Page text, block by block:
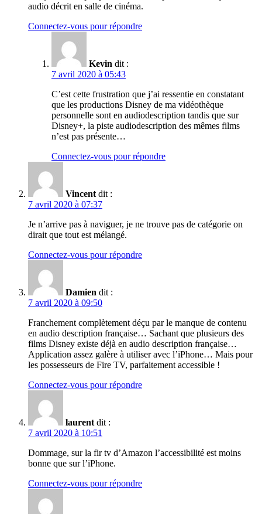
audio décrit en salle de cinéma.
Connectez-vous pour répondre
Kevin dit :
7 avril 2020 à 05:43
C’est cette frustration que j’ai ressentie en constatant
que les productions Disney de ma vidéothèque
personnelle sont en audiodescription tandis que sur
Disney+, la piste audiodescription des mêmes films
n’est pas présente…
Connectez-vous pour répondre
Vincent dit :
7 avril 2020 à 07:37
Je n’arrive pas à naviguer, je ne trouve pas de catégorie on
dirait que tout est mélangé.
Connectez-vous pour répondre
Damien dit :
7 avril 2020 à 09:50
Franchement complètement déçu par le manque de contenu
en audio description française… Sachant que plusieurs des
films Disney existe déjà en audio description française…
Application assez galère à utiliser avec l’iPhone… Mais pour
les possesseurs de Fire TV, parfaitement accessible !
Connectez-vous pour répondre
laurent dit :
7 avril 2020 à 10:51
Dommage, sur la fir tv d’Amazon l’accessibilité est moins
bonne que sur l’iPhone.
Connectez-vous pour répondre